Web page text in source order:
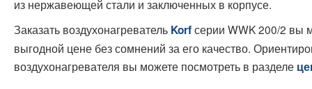
из нержавеющей стали и заключенных в корпусе.
Заказать воздухонагреватель Korfсерии WWK 200/2 вы
выгодной цене без сомнений за его качество.
воздухонагревателя вы можете посмотреть в разделе